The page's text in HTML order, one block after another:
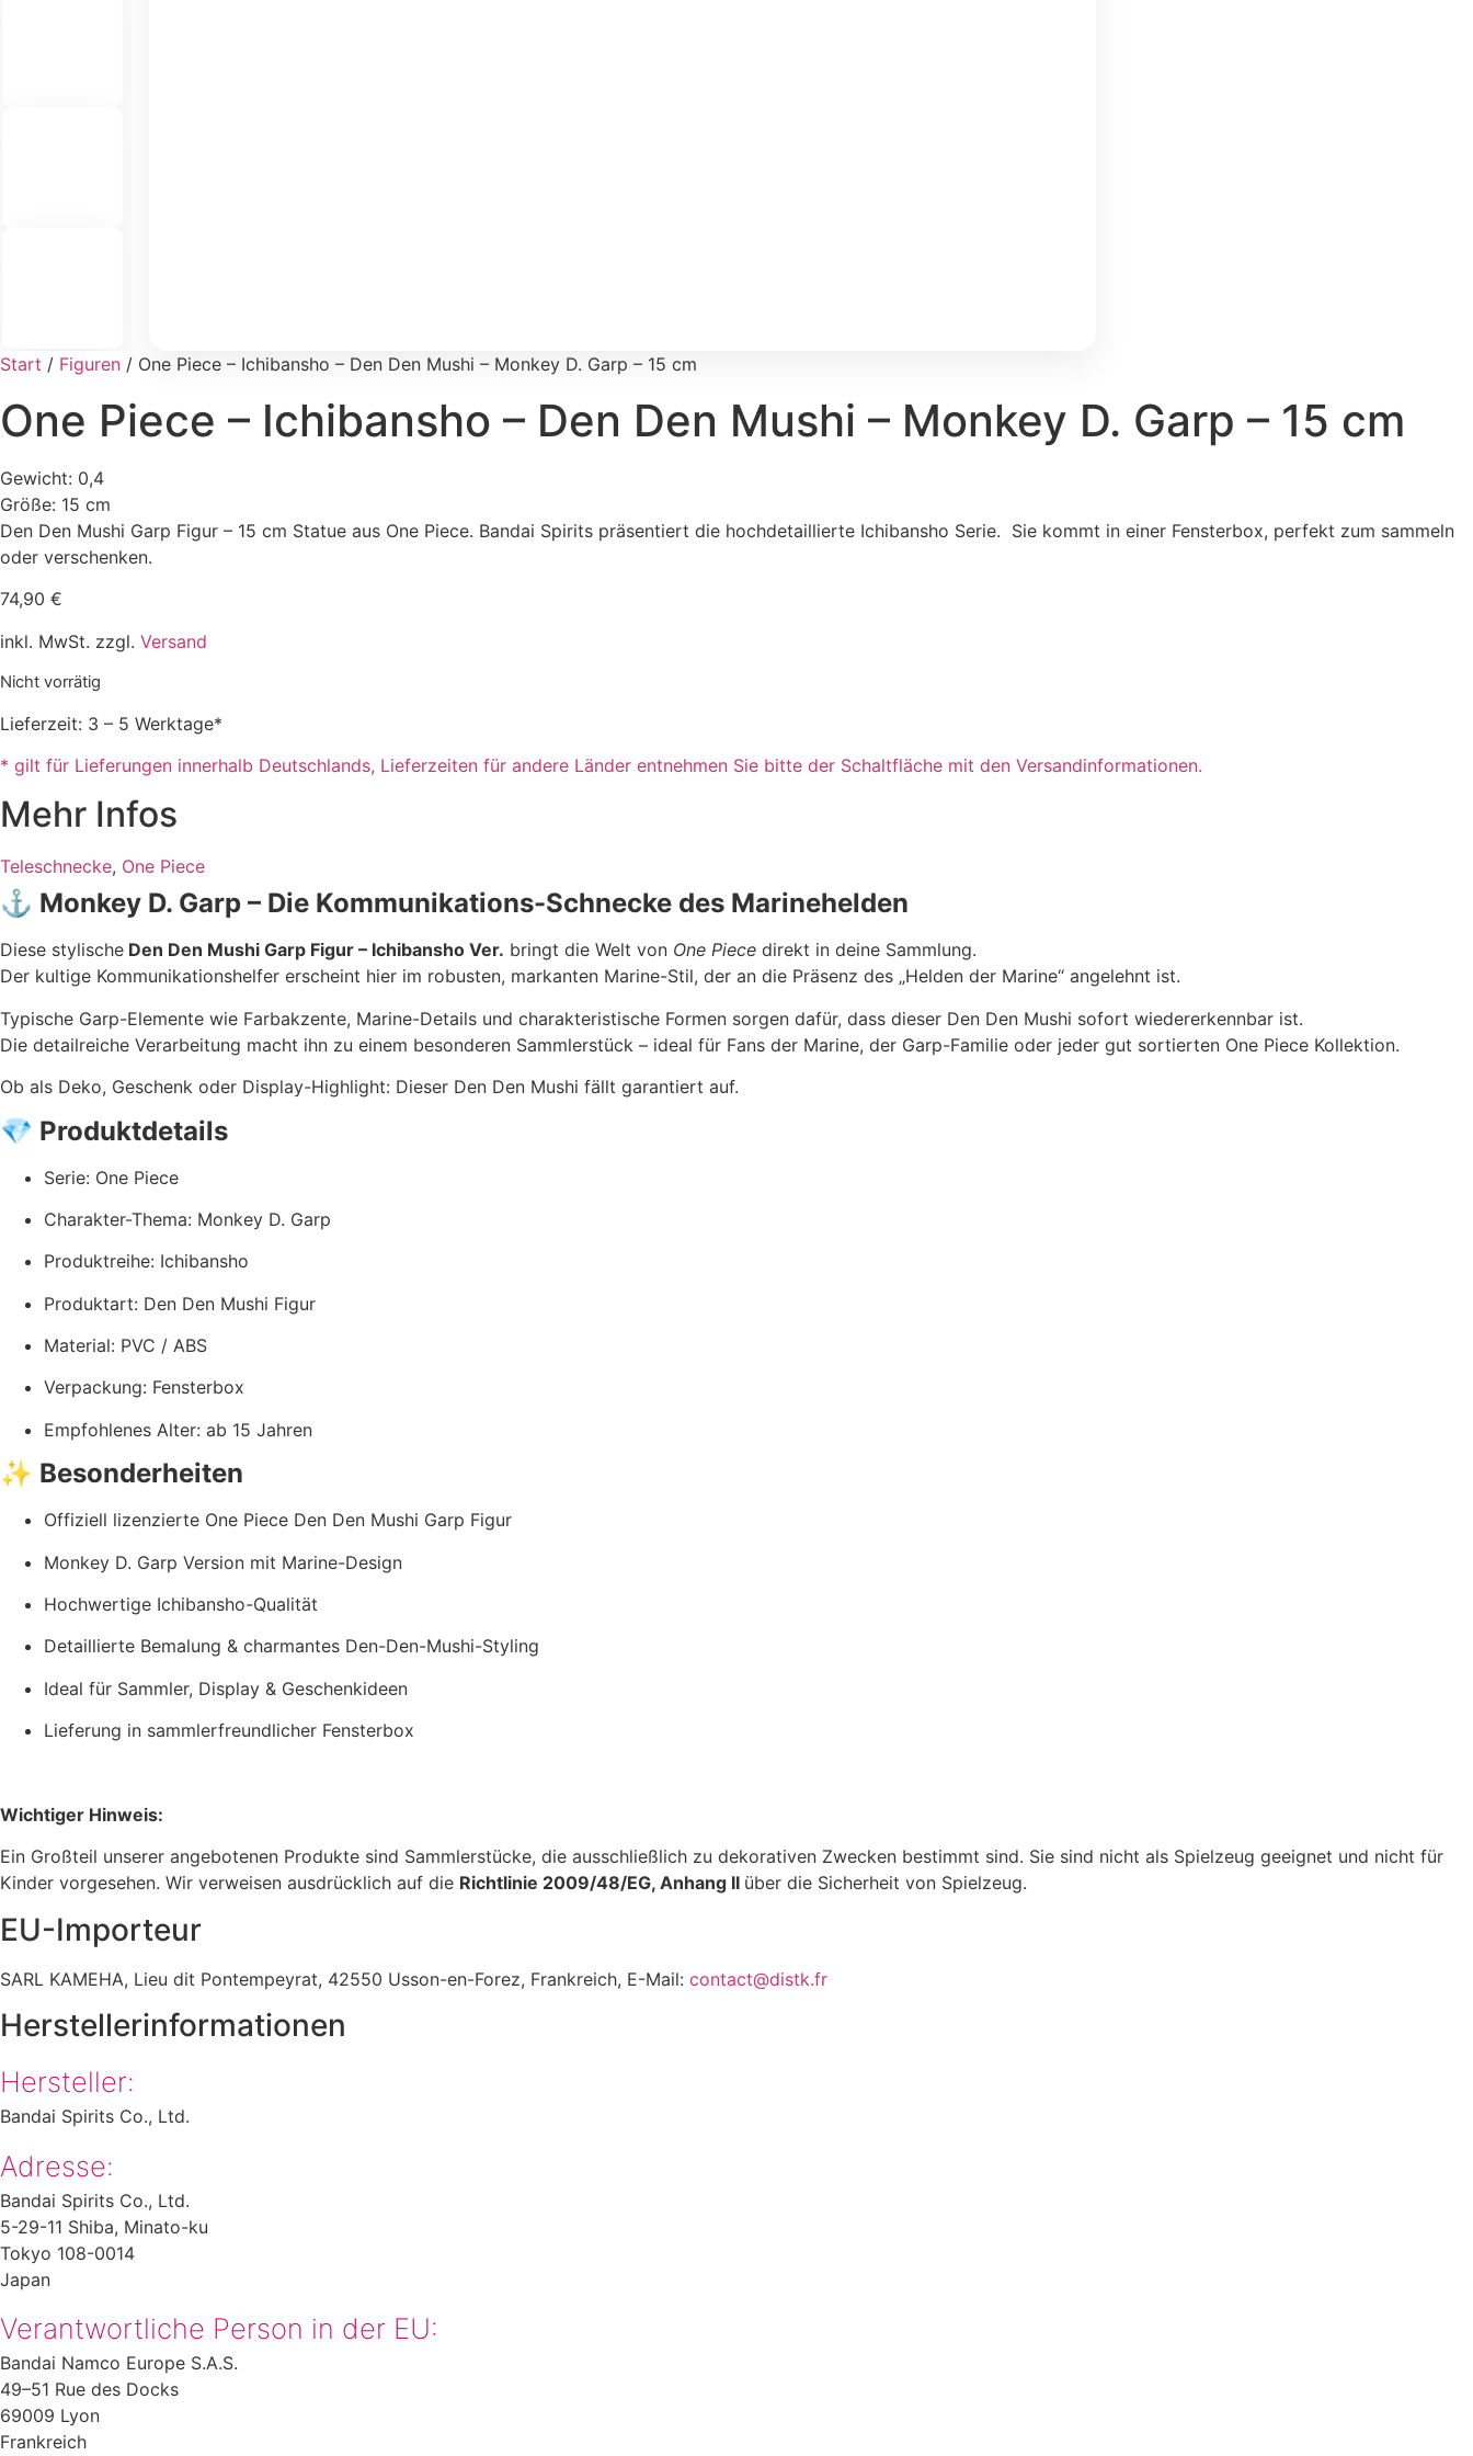
Start / Figuren / One Piece – Ichibansho – Den Den Mushi – Monkey D. Garp – 15 cm
One Piece – Ichibansho – Den Den Mushi – Monkey D. Garp – 15 cm
Gewicht: 0,4
Größe: 15 cm
Den Den Mushi Garp Figur – 15 cm Statue aus One Piece. Bandai Spirits präsentiert die hochdetaillierte Ichibansho Serie. Sie kommt in einer Fensterbox, perfekt zum sammeln
oder verschenken.
74,90 €
inkl. MwSt. zzgl. Versand
Nicht vorrätig
Lieferzeit: 3 – 5 Werktage*
* gilt für Lieferungen innerhalb Deutschlands, Lieferzeiten für andere Länder entnehmen Sie bitte der Schaltfläche mit den Versandinformationen.
Mehr Infos
Teleschnecke, One Piece
⚓ Monkey D. Garp – Die Kommunikations-Schnecke des Marinehelden
Diese stylische Den Den Mushi Garp Figur – Ichibansho Ver. bringt die Welt von One Piece direkt in deine Sammlung.
Der kultige Kommunikationshelfer erscheint hier im robusten, markanten Marine-Stil, der an die Präsenz des „Helden der Marine“ angelehnt ist.
Typische Garp-Elemente wie Farbakzente, Marine-Details und charakteristische Formen sorgen dafür, dass dieser Den Den Mushi sofort wiedererkennbar ist.
Die detailreiche Verarbeitung macht ihn zu einem besonderen Sammlerstück – ideal für Fans der Marine, der Garp-Familie oder jeder gut sortierten One Piece Kollektion.
Ob als Deko, Geschenk oder Display-Highlight: Dieser Den Den Mushi fällt garantiert auf.
💎 Produktdetails
Serie: One Piece
Charakter-Thema: Monkey D. Garp
Produktreihe: Ichibansho
Produktart: Den Den Mushi Figur
Material: PVC / ABS
Verpackung: Fensterbox
Empfohlenes Alter: ab 15 Jahren
✨ Besonderheiten
Offiziell lizenzierte One Piece Den Den Mushi Garp Figur
Monkey D. Garp Version mit Marine-Design
Hochwertige Ichibansho-Qualität
Detaillierte Bemalung & charmantes Den-Den-Mushi-Styling
Ideal für Sammler, Display & Geschenkideen
Lieferung in sammlerfreundlicher Fensterbox
Wichtiger Hinweis:
Ein Großteil unserer angebotenen Produkte sind Sammlerstücke, die ausschließlich zu dekorativen Zwecken bestimmt sind. Sie sind nicht als Spielzeug geeignet und nicht für
Kinder vorgesehen. Wir verweisen ausdrücklich auf die Richtlinie 2009/48/EG, Anhang II über die Sicherheit von Spielzeug.
EU-Importeur
SARL KAMEHA, Lieu dit Pontempeyrat, 42550 Usson-en-Forez, Frankreich, E-Mail: contact@distk.fr
Herstellerinformationen
Hersteller:
Bandai Spirits Co., Ltd.
Adresse:
Bandai Spirits Co., Ltd.
5-29-11 Shiba, Minato-ku
Tokyo 108-0014
Japan
Verantwortliche Person in der EU:
Bandai Namco Europe S.A.S.
49–51 Rue des Docks
69009 Lyon
Frankreich